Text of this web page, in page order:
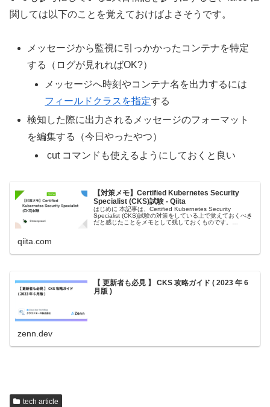
関しては以下のことを覚えておけばよさそうです。
メッセージから監視に引っかかったコンテナを特定
する（ログが見れればOK?）
メッセージへ時刻やコンテナ名を出力するには
フィールドクラスを指定する
検知した際に出力されるメッセージのフォーマット
を編集する（今日やったやつ）
cut コマンドも使えるようにしておくと良い
【対策メモ】Certified Kubernetes Security
Specialist (CKS)試験 - Qiita
はじめに 本記事は、Certified Kubernetes Security
Specialist (CKS)試験の対策をしている上で覚えておくべき
だと感じたことをメモとして残しておくものです。
qiita.com
【 更新者も必見 】 CKS 攻略ガイド ( 2023 年 6
月版 )
zenn.dev
tech article